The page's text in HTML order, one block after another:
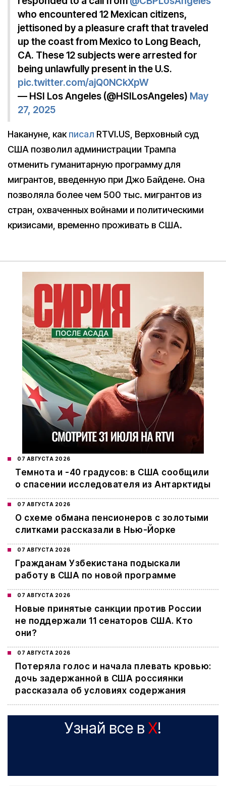
who encountered 12 Mexican citizens,
jettisoned by a pleasure craft that traveled
up the coast from Mexico to Long Beach,
CA. These 12 subjects were arrested for
being unlawfully present in the U.S.
pic.twitter.com/ajQ0NCkXpW
— HSI Los Angeles (@HSILosAngeles) May
27, 2025
Накануне, какписал RTVI.US, Верховный суд
США позволил администрации Трампа
отменить гуманитарную программу для
мигрантов, введенную при Джо Байдене. Она
позволяла более чем 500 тыс. мигрантов из
стран, охваченных войнами и политическими
кризисами, временно проживать в США.
07 АВГУСТА 2026
Темнота и -40 градусов: в США сообщили
о спасении исследователя из Антарктиды
07 АВГУСТА 2026
О схеме обмана пенсионеров с золотыми
слитками рассказали в Нью-Йорке
07 АВГУСТА 2026
Гражданам Узбекистана подыскали
работу в США по новой программе
07 АВГУСТА 2026
Новые принятые санкции против России
не поддержали 11 сенаторов США. Кто
они?
07 АВГУСТА 2026
Потеряла голос и начала плевать кровью:
дочь задержанной в США россиянки
рассказала об условиях содержания
Узнай все в X!